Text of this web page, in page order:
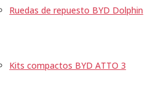
Ruedas de repuesto BYD Dolphin
Kits compactos BYD ATTO 3